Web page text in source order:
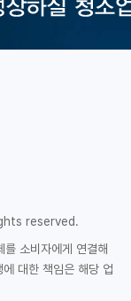
reserved.
소비자에게 연결해
대한 책임은 해당 업